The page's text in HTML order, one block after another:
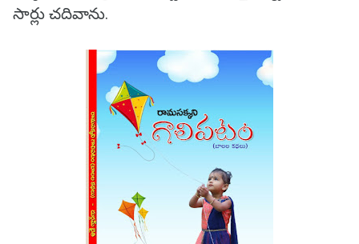
సార్లు చదివాను.